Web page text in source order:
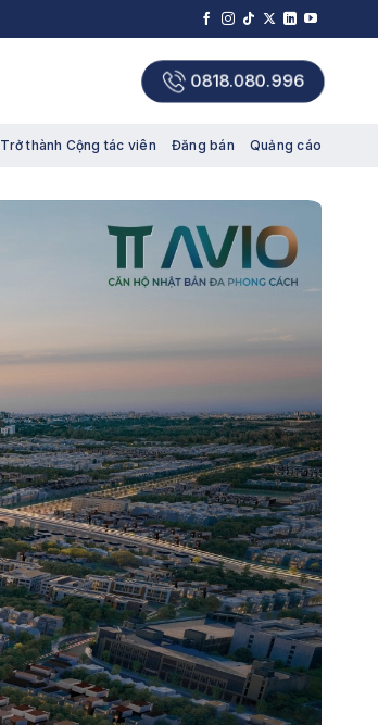
0818.080.996
Trở thành Cộng tác viên Đăng bán Quảng cáo